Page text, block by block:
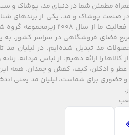
همراه مطمئن شما در دنیای مد، پوشاک و
۱۵ سال تجربه در صنعت پوشاک و مد، یکی از
اعتماد مشتریان ایرانی است. فعالیت ما از
بیش از ۱۰٬۰۰۰ متر مربع فضای فروشگاهی در سراسر
مد تبدیل شده‌ایم. در لیلیان مد
را ارائه دهیم؛ از لباس مردانه،
عطر و ادکلن، کیف، کفش و چمدان. همه
و حضوری برای شماست. لیلیان مد یعنی